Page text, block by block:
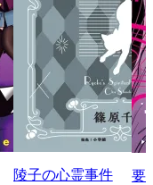
陵子の心霊事件
要